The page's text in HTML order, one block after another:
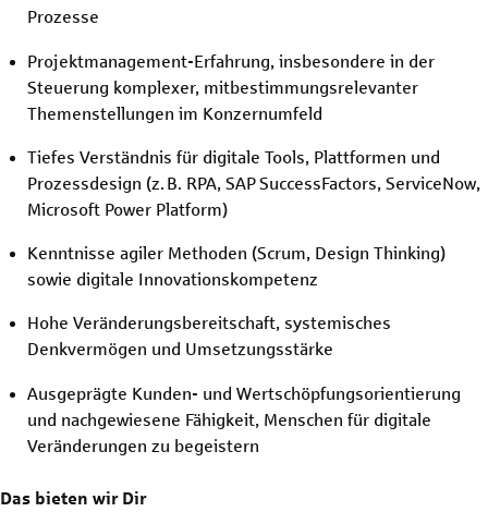
Prozesse
Projektmanagement-Erfahrung, insbesondere in der
Steuerung komplexer, mitbestimmungsrelevanter
Themenstellungen im Konzernumfeld
Tiefes Verständnis für digitale Tools, Plattformen und
Prozessdesign (z. B. RPA, SAP SuccessFactors, ServiceNow,
Microsoft Power Platform)
Kenntnisse agiler Methoden (Scrum, Design Thinking)
sowie digitale Innovationskompetenz
Hohe Veränderungsbereitschaft, systemisches
Denkvermögen und Umsetzungsstärke
Ausgeprägte Kunden- und Wertschöpfungsorientierung
und nachgewiesene Fähigkeit, Menschen für digitale
Veränderungen zu begeistern
Das bieten wir Dir